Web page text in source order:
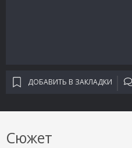
ДОБАВИТЬ В ЗАКЛАДКИ
Сюжет